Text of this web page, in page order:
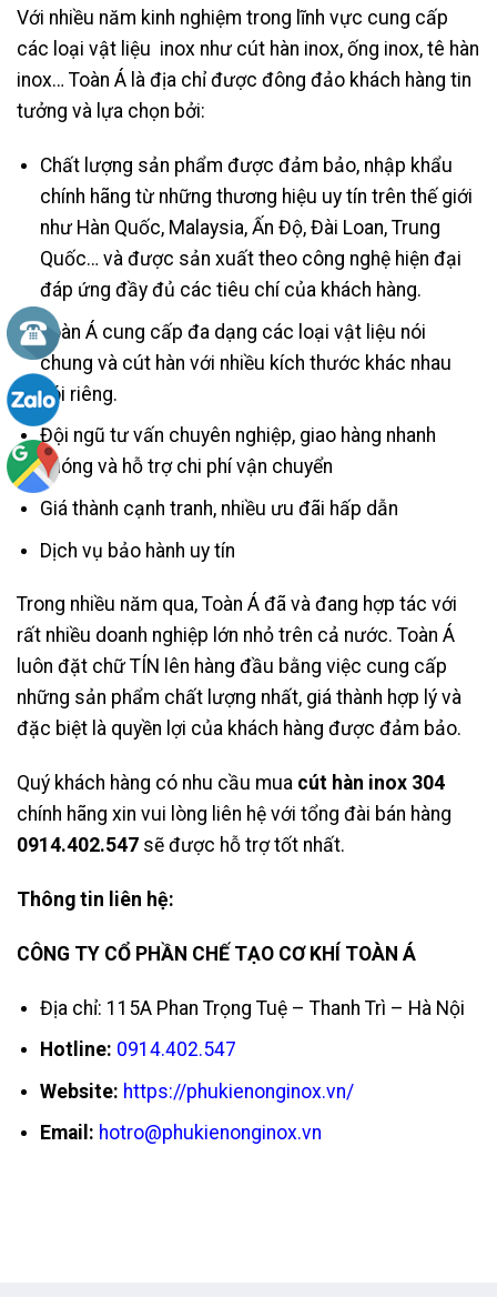
Với nhiều năm kinh nghiệm trong lĩnh vực cung cấp
các loại vật liệu inox như cút hàn inox, ống inox, tê hàn
inox… Toàn Á là địa chỉ được đông đảo khách hàng tin
tưởng và lựa chọn bởi:
Chất lượng sản phẩm được đảm bảo, nhập khẩu
chính hãng từ những thương hiệu uy tín trên thế giới
như Hàn Quốc, Malaysia, Ấn Độ, Đài Loan, Trung
Quốc… và được sản xuất theo công nghệ hiện đại
đáp ứng đầy đủ các tiêu chí của khách hàng.
Toàn Á cung cấp đa dạng các loại vật liệu nói
chung và cút hàn với nhiều kích thước khác nhau
nói riêng.
Đội ngũ tư vấn chuyên nghiệp, giao hàng nhanh
chóng và hỗ trợ chi phí vận chuyển
Giá thành cạnh tranh, nhiều ưu đãi hấp dẫn
Dịch vụ bảo hành uy tín
Trong nhiều năm qua, Toàn Á đã và đang hợp tác với
rất nhiều doanh nghiệp lớn nhỏ trên cả nước. Toàn Á
luôn đặt chữ TÍN lên hàng đầu bằng việc cung cấp
những sản phẩm chất lượng nhất, giá thành hợp lý và
đặc biệt là quyền lợi của khách hàng được đảm bảo.
Quý khách hàng có nhu cầu mua cút hàn inox 304
chính hãng xin vui lòng liên hệ với tổng đài bán hàng
0914.402.547 sẽ được hỗ trợ tốt nhất.
Thông tin liên hệ:
CÔNG TY CỔ PHẦN CHẾ TẠO CƠ KHÍ TOÀN Á
Địa chỉ: 115A Phan Trọng Tuệ – Thanh Trì – Hà Nội
Hotline: 0914.402.547
Website: https://phukienonginox.vn/
Email: hotro@phukienonginox.vn